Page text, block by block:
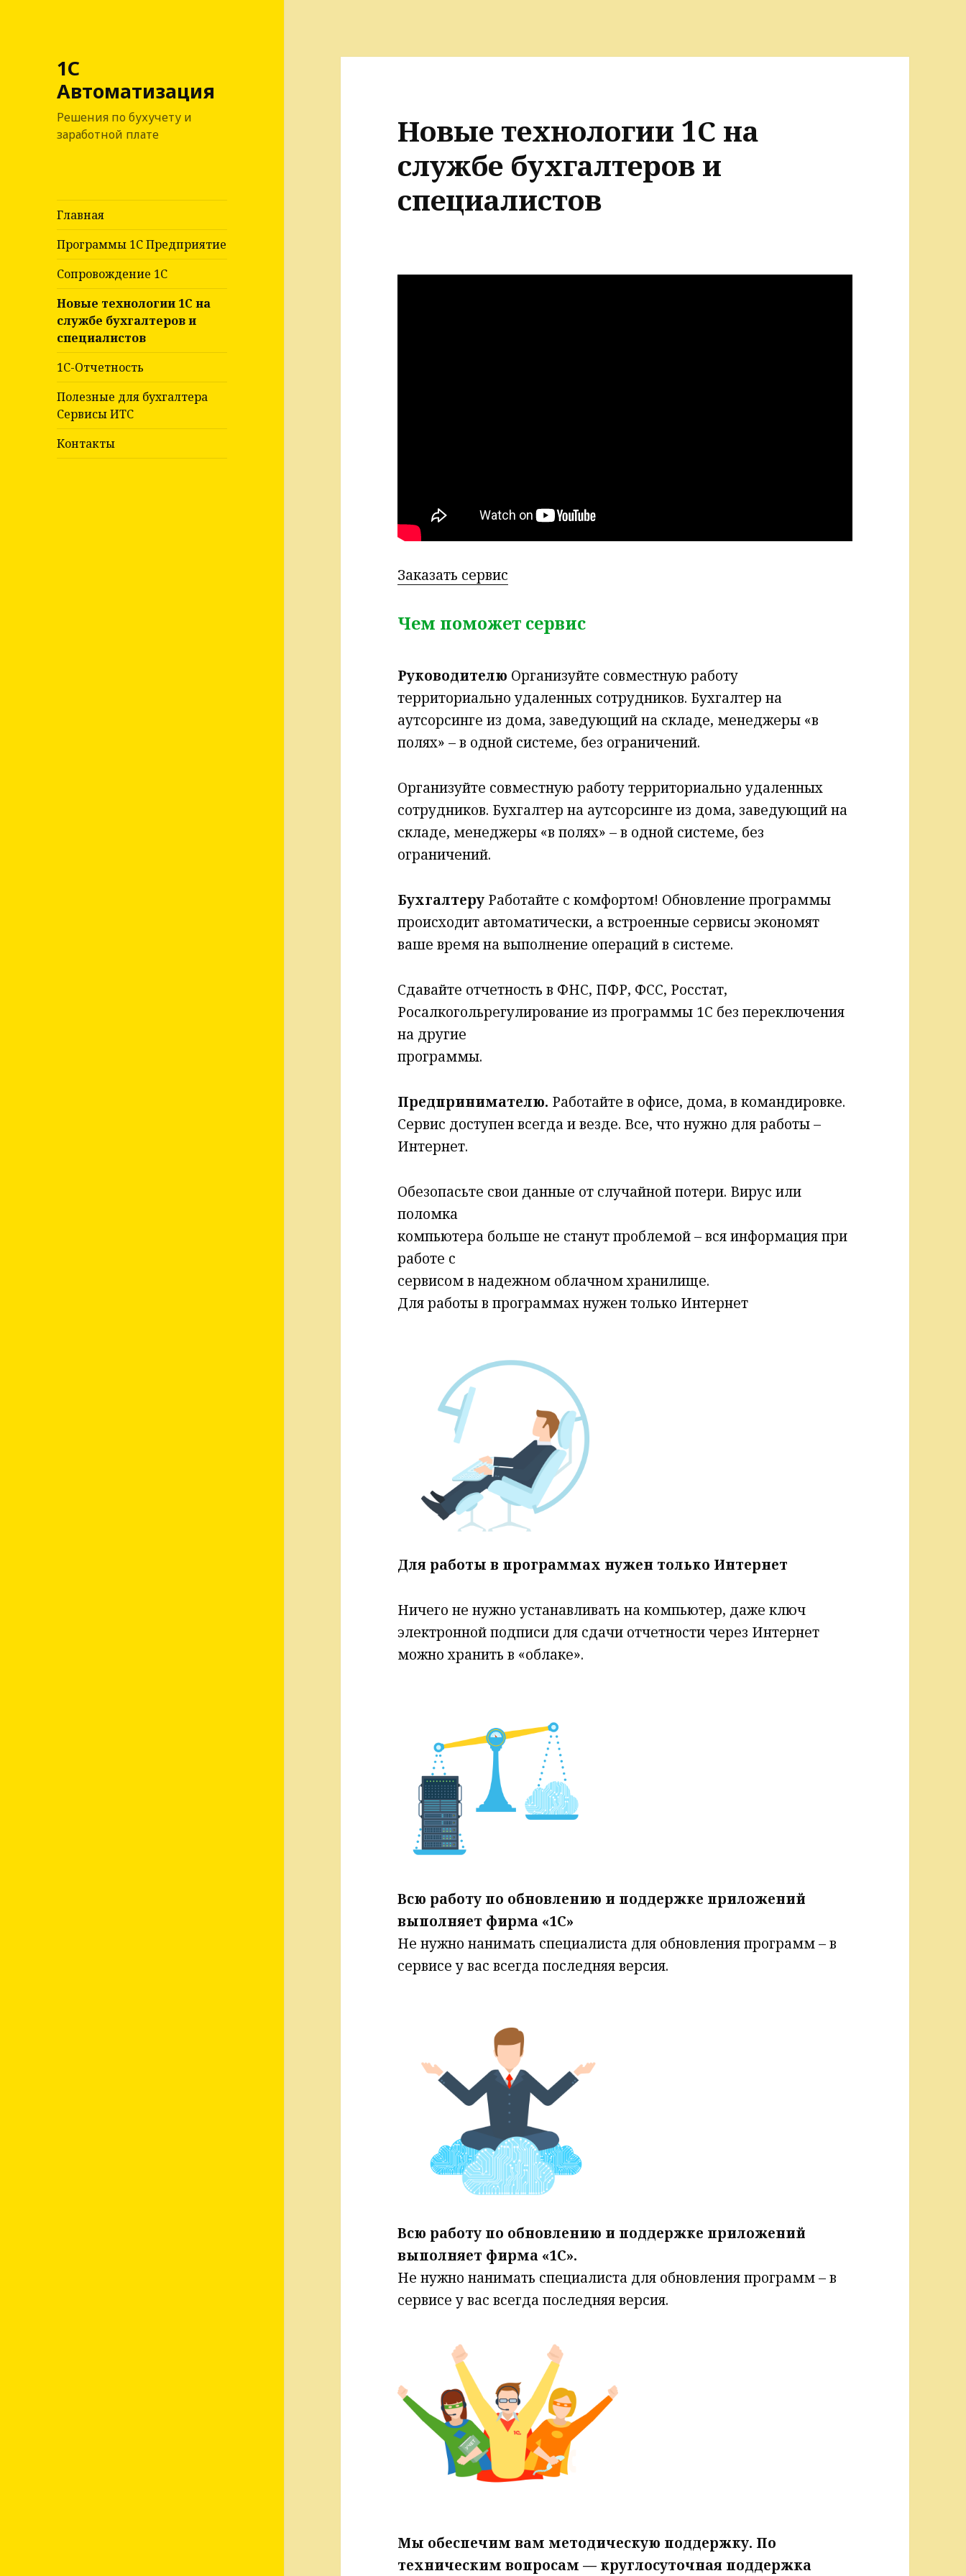
1С
Автоматизация
Решения по бухучету и
заработной плате
Главная
Программы 1С Предприятие
Сопровождение 1С
Новые технологии 1С на
службе бухгалтеров и
специалистов
1С-Отчетность
Полезные для бухгалтера
Сервисы ИТС
Контакты
Новые технологии 1С на
службе бухгалтеров и
специалистов
Заказать сервис
Чем поможет сервис
Руководителю Организуйте совместную работу
территориально удаленных сотрудников. Бухгалтер на
аутсорсинге из дома, заведующий на складе, менеджеры «в
полях» – в одной системе, без ограничений.
Организуйте совместную работу территориально удаленных
сотрудников. Бухгалтер на аутсорсинге из дома, заведующий на
складе, менеджеры «в полях» – в одной системе, без
ограничений.
Бухгалтеру Работайте с комфортом! Обновление программы
происходит автоматически, а встроенные сервисы экономят
ваше время на выполнение операций в системе.
Сдавайте отчетность в ФНС, ПФР, ФСС, Росстат,
Росалкогольрегулирование из программы 1С без переключения
на другие
программы.
Предпринимателю. Работайте в офисе, дома, в командировке.
Сервис доступен всегда и везде. Все, что нужно для работы –
Интернет.
Обезопасьте свои данные от случайной потери. Вирус или
поломка
компьютера больше не станут проблемой – вся информация при
работе с
сервисом в надежном облачном хранилище.
Для работы в программах нужен только Интернет
Для работы в программах нужен только Интернет
Ничего не нужно устанавливать на компьютер, даже ключ
электронной подписи для сдачи отчетности через Интернет
можно хранить в «облаке».
Всю работу по обновлению и поддержке приложений
выполняет фирма «1С»
Не нужно нанимать специалиста для обновления программ – в
сервисе у вас всегда последняя версия.
Всю работу по обновлению и поддержке приложений
выполняет фирма «1С».
Не нужно нанимать специалиста для обновления программ – в
сервисе у вас всегда последняя версия.
Мы обеспечим вам методическую поддержку. По
техническим вопросам — круглосуточная поддержка